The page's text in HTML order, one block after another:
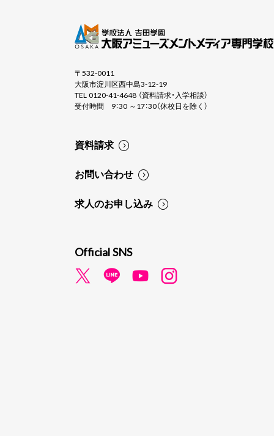
〒532-0011
大阪市淀川区西中島3-12-19
TEL 0120-41-4648 （資料請求・入学相談）
受付時間 9：30 ～17：30（休校日を除く）
資料請求
お問い合わせ
求人のお申し込み
Official SNS